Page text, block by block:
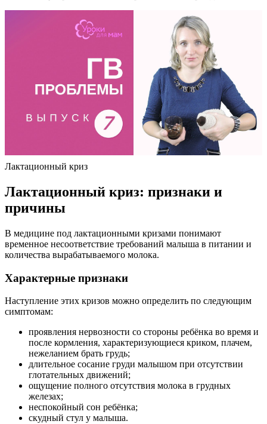
Лактационный криз
Лактационный криз: признаки и
причины
В медицине под лактационными кризами понимают
временное несоответствие требований малыша в питании и
количества вырабатываемого молока.
Характерные признаки
Наступление этих кризов можно определить по следующим
симптомам:
проявления нервозности со стороны ребёнка во время и
после кормления, характеризующиеся криком, плачем,
нежеланием брать грудь;
длительное сосание груди малышом при отсутствии
глотательных движений;
ощущение полного отсутствия молока в грудных
железах;
неспокойный сон ребёнка;
скудный стул у малыша.